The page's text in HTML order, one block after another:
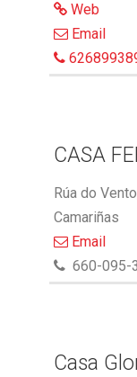
Web
Email
CASA
Rúa do
Camariñas
Email
660-095-
Casa